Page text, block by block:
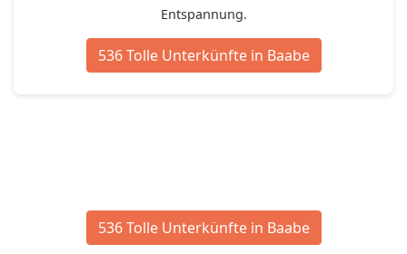
Entspannung.
536 Tolle Unterkünfte in Baabe
536 Tolle Unterkünfte in Baabe